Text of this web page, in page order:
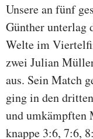
Unsere an fünf
Günther unterlag
Welte im
zwei Julian
aus. Sein Match
ging in den
und umkämpften
knappe 3:6, 7:6,